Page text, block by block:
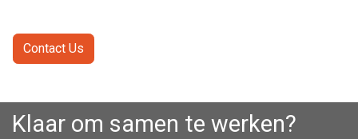
Contact Us
Klaar om samen te werken?